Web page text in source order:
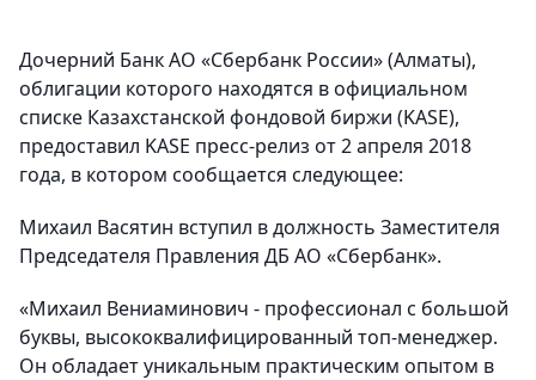
Дочерний Банк АО «Сбербанк России» (Алматы),
облигации которого находятся в официальном
списке Казахстанской фондовой биржи (KASE),
предоставил KASE пресс-релиз от 2 апреля 2018
года, в котором сообщается следующее:
Михаил Васятин вступил в должность Заместителя
Председателя Правления ДБ АО «Сбербанк».
«Михаил Вениаминович - профессионал с большой
буквы, высококвалифицированный топ-менеджер.
Он обладает уникальным практическим опытом в